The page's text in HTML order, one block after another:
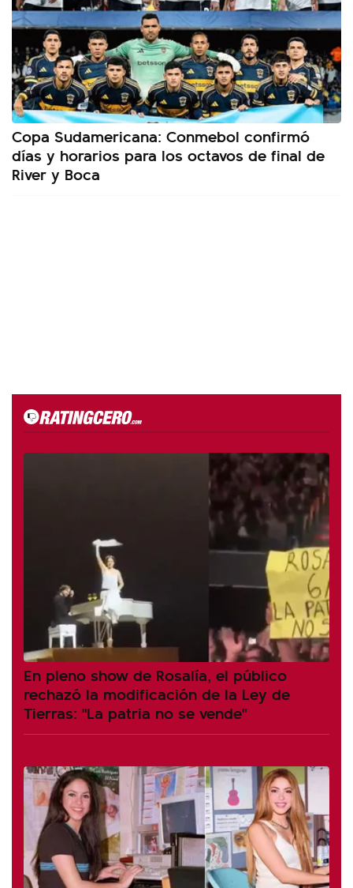
Copa Sudamericana: Conmebol confirmó
días y horarios para los octavos de final de
River y Boca
En pleno show de Rosalía, el público
rechazó la modificación de la Ley de
Tierras: "La patria no se vende"